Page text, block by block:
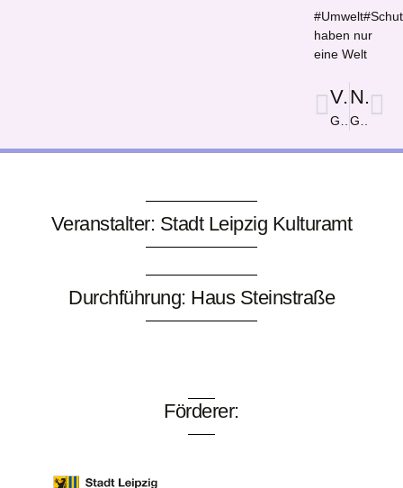
haben nur
eine Welt
Vorige
Grenzenlose Kunst
Nächster
Grünes Logo, verdreckte Wahrheit
Veranstalter: Stadt Leipzig Kulturamt
Durchführung: Haus Steinstraße
Förderer: